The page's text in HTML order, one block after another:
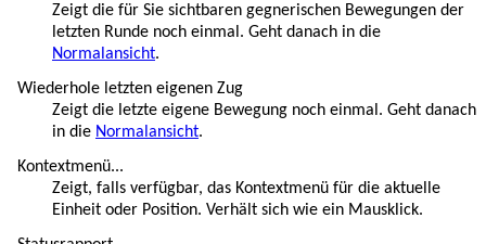
Zeigt die für Sie sichtbaren gegnerischen Bewegungen der
letzten Runde noch einmal. Geht danach in die
Normalansicht.
Wiederhole letzten eigenen Zug
Zeigt die letzte eigene Bewegung noch einmal. Geht danach
in die Normalansicht.
Kontextmenü...
Zeigt, falls verfügbar, das Kontextmenü für die aktuelle
Einheit oder Position. Verhält sich wie ein Mausklick.